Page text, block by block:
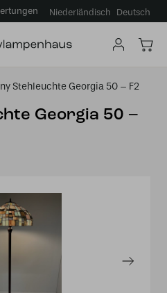
Niederländisch Deutsch
Stehleuchte Georgia 50 – F2
Georgia 50 –